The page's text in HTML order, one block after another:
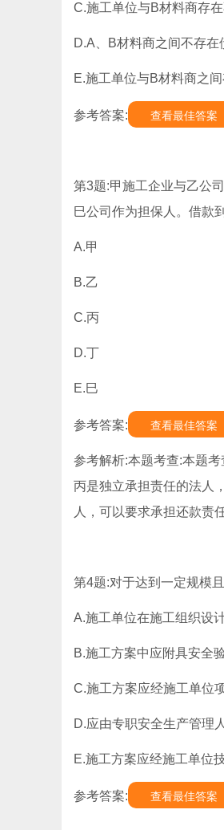
C.施工单位与B材料商存
D.A、B材料商之间不存在
E.施工单位与B材料商之
参考答案: 查看最佳答案
第3题:甲施工企业与乙公
巳公司作为担保人。借款
A.甲
B.乙
C.丙
D.丁
E.巳
参考答案: 查看最佳答案
参考解析:本题考查:本题
丙是独立承担责任的法人
人，可以要求承担还款责任
第4题:对于达到一定规模
A.施工单位在施工组织设
B.施工方案中应附具安全
C.施工方案应经施工单位
D.应由专职安全生产管理
E.施工方案应经施工单位
参考答案: 查看最佳答案